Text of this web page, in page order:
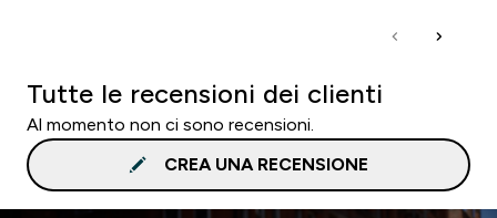
Tutte le recensioni dei clienti
Al momento non ci sono recensioni.
CREA UNA RECENSIONE